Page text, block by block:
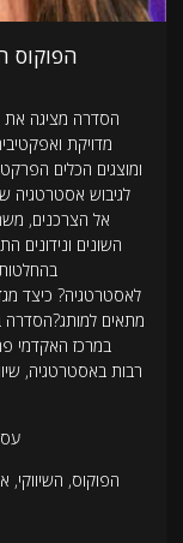
הפוקוס
הסדרה מציגה את
מדויקת
ומוצגים הכלים
לגיבוש אסטרטגיה
אל הצרכנים,
השונים
לאסטרטגיה? כיצד
מתאים למותג?הסדרה
רבות באסטרטגיה,
הפוקוס, השיווקי,